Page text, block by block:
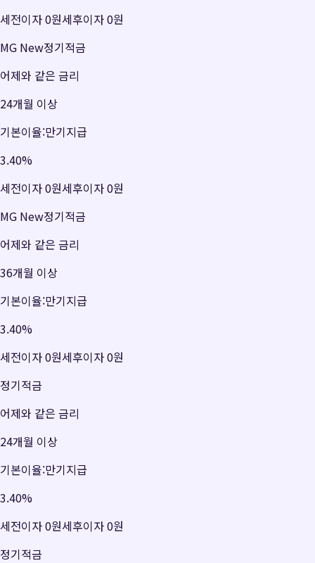
세전이자0원세후이자0원
MG New정기적금
어제와 같은 금리
24개월 이상
기본이율:만기지급
3.40%
세전이자0원세후이자0원
MG New정기적금
어제와 같은 금리
36개월 이상
기본이율:만기지급
3.40%
세전이자0원세후이자0원
정기적금
어제와 같은 금리
24개월 이상
기본이율:만기지급
3.40%
세전이자0원세후이자0원
정기적금